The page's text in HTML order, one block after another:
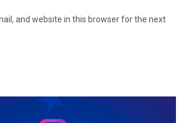
and website in this browser for the next